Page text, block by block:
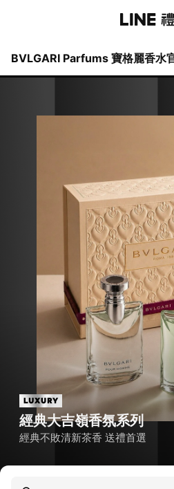
BVLGARI Parfums 寶格麗香水
經典大吉嶺香氛系列
經典不敗清新茶香 送禮首選